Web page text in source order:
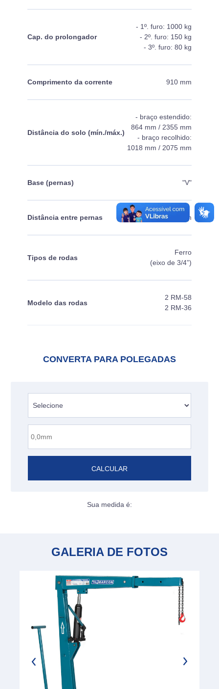
Cap. do prolongador
- 1º. furo: 1000 kg
- 2º. furo: 150 kg
- 3º. furo: 80 kg
Comprimento da corrente 910 mm
Distância do solo (mín./máx.)
- braço estendido:
864 mm / 2355 mm
- braço recolhido:
1018 mm / 2075 mm
Base (pernas) "V"
Distância entre pernas 692 mm
Tipos de rodas
Ferro
(eixo de 3/4”)
Modelo das rodas
2 RM-58
2 RM-36
CONVERTA PARA POLEGADAS
CALCULAR
Sua medida é:
GALERIA DE FOTOS